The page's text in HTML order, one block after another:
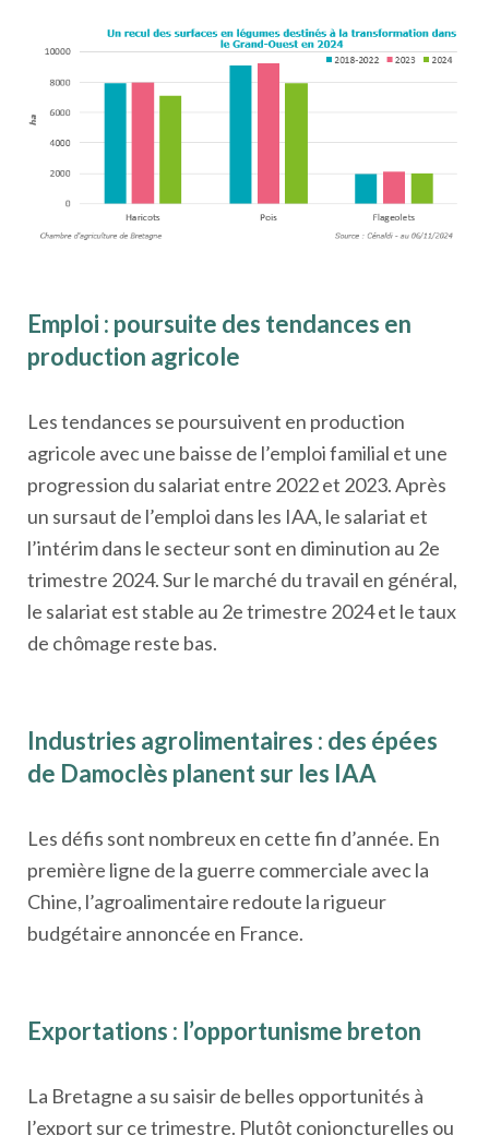
Emploi : poursuite des tendances en
production agricole
Les tendances se poursuivent en production
agricole avec une baisse de l’emploi familial et une
progression du salariat entre 2022 et 2023. Après
un sursaut de l’emploi dans les IAA, le salariat et
l’intérim dans le secteur sont en diminution au 2e
trimestre 2024. Sur le marché du travail en général,
le salariat est stable au 2e trimestre 2024 et le taux
de chômage reste bas.
Industries agrolimentaires : des épées
de Damoclès planent sur les IAA
Les défis sont nombreux en cette fin d’année. En
première ligne de la guerre commerciale avec la
Chine, l’agroalimentaire redoute la rigueur
budgétaire annoncée en France.
Exportations : l’opportunisme breton
La Bretagne a su saisir de belles opportunités à
l’export sur ce trimestre. Plutôt conjoncturelles ou